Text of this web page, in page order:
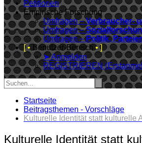
Petitionen
Empirische Forschung
Umfragen –Verbraucher-
Umfragen –
Umfragen –Politik,
[ •Benutzer-Bereich• ]
➤ Anmelden
REGISTRIEREN
Startseite
Beitragsthemen - Vorschläge
Kulturelle Identität statt kulturelle
Kulturelle Identität statt